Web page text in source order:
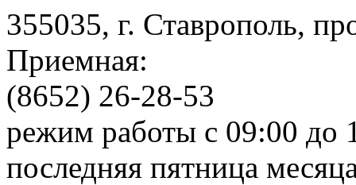
355035, г. Ставрополь,
Приемная:
(8652) 26-28-53
режим работы с 09:00 до
последняя пятница